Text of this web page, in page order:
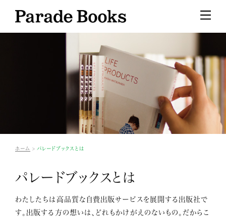
ホーム パレードブックスとは
パレードブックスとは
わたしたちは高品質な自費出版サービスを展開する出版社で
す。出版する方の想いは、どれもかけがえのないもの。だからこ